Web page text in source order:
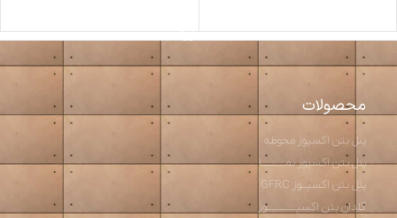
محصولات
پنل بتن اکسپوز محوطه
پنل بتن اکسپوز نمـــــــــا
پنل بتن اکسپــوز GFRC
گلدان بتن اکسپـــــــــــوز